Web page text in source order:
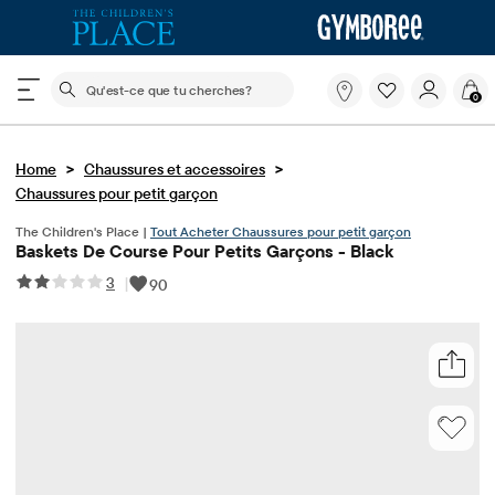
Le champ de recherche ci-dessous filtre les
Qu'est-
que
0
Home > Chaussures et accessoires >
Chaussures pour petit garçon
The Children's Place | Tout Acheter Chaussures pour petit garçon
Baskets De Course Pour Petits Garçons - Black
3 | 90